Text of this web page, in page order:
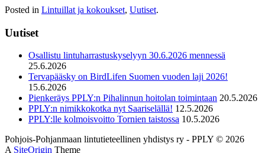
Posted in Lintuillat ja kokoukset, Uutiset.
Uutiset
Osallistu lintuharrastuskyselyyn 30.6.2026 mennessä
25.6.2026
Tervapääsky on BirdLifen Suomen vuoden laji 2026!
15.6.2026
Pienkeräys PPLY:n Pihalinnun hoitolan toimintaan 20.5.2026
PPLY:n nimikkokotka nyt Saariselällä! 12.5.2026
PPLY:lle kolmoisvoitto Tornien taistossa 10.5.2026
Pohjois-Pohjanmaan lintutieteellinen yhdistys ry - PPLY © 2026
A SiteOrigin Theme